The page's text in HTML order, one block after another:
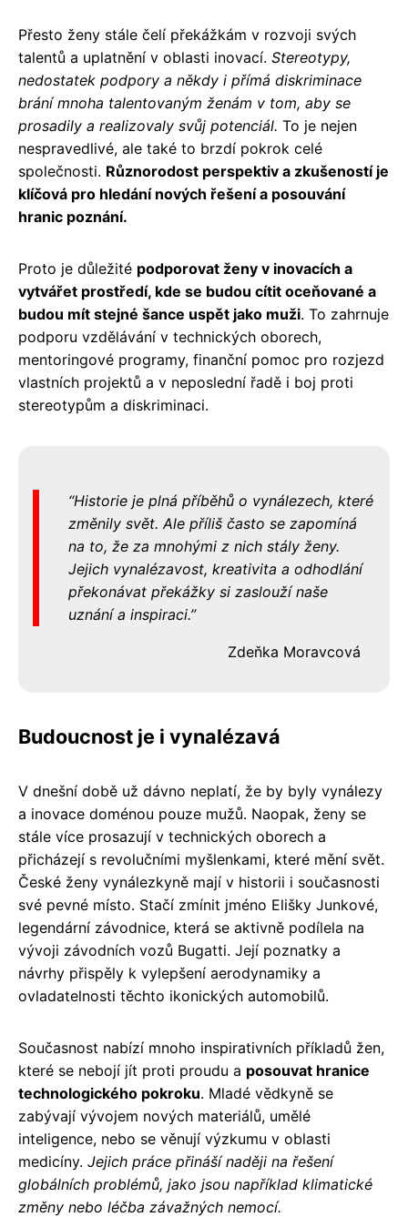
Přesto ženy stále čelí překážkám v rozvoji svých
talentů a uplatnění v oblasti inovací. Stereotypy,
nedostatek podpory a někdy i přímá diskriminace
brání mnoha talentovaným ženám v tom, aby se
prosadily a realizovaly svůj potenciál. To je nejen
nespravedlivé, ale také to brzdí pokrok celé
společnosti. Různorodost perspektiv a zkušeností je
klíčová pro hledání nových řešení a posouvání
hranic poznání.
Proto je důležité podporovat ženy v inovacích a
vytvářet prostředí, kde se budou cítit oceňované a
budou mít stejné šance uspět jako muži. To zahrnuje
podporu vzdělávání v technických oborech,
mentoringové programy, finanční pomoc pro rozjezd
vlastních projektů a v neposlední řadě i boj proti
stereotypům a diskriminaci.
Historie je plná příběhů o vynálezech, které
změnily svět. Ale příliš často se zapomíná
na to, že za mnohými z nich stály ženy.
Jejich vynalézavost, kreativita a odhodlání
překonávat překážky si zaslouží naše
uznání a inspiraci.
Zdeňka Moravcová
Budoucnost je i vynalézavá
V dnešní době už dávno neplatí, že by byly vynálezy
a inovace doménou pouze mužů. Naopak, ženy se
stále více prosazují v technických oborech a
přicházejí s revolučními myšlenkami, které mění svět.
České ženy vynálezkyně mají v historii i současnosti
své pevné místo. Stačí zmínit jméno Elišky Junkové,
legendární závodnice, která se aktivně podílela na
vývoji závodních vozů Bugatti. Její poznatky a
návrhy přispěly k vylepšení aerodynamiky a
ovladatelnosti těchto ikonických automobilů.
Současnost nabízí mnoho inspirativních příkladů žen,
které se nebojí jít proti proudu a posouvat hranice
technologického pokroku. Mladé vědkyně se
zabývají vývojem nových materiálů, umělé
inteligence, nebo se věnují výzkumu v oblasti
medicíny. Jejich práce přináší naději na řešení
globálních problémů, jako jsou například klimatické
změny nebo léčba závažných nemocí.